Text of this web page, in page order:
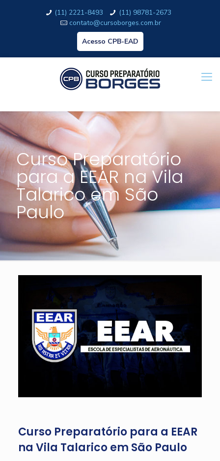
(11) 2221-8493
(11) 98781-2673
contato@cursoborges.com.br
Acesso CPB-EAD
Curso Preparatório
para a EEAR na Vila
Talarico em São
Paulo
Curso Preparatório para a EEAR
na Vila Talarico em São Paulo